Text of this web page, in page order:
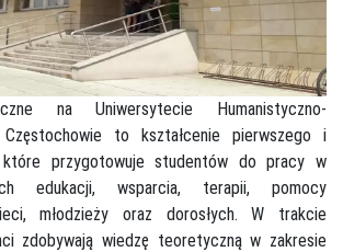
na Uniwersytecie Humanistyczno-
to kształcenie pierwszego i
które przygotowuje studentów do pracy w
edukacji, wsparcia, terapii, pomocy
młodzieży oraz dorosłych. W trakcie
zdobywają wiedzę teoretyczną w zakresie